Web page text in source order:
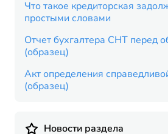
Что такое кредиторская
простыми словами
Отчет бухгалтера СНТ перед
(образец)
Акт определения
(образец)
Новости раздела